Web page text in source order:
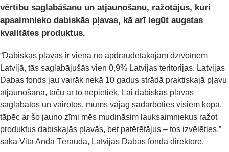
vērtību saglabāšanu un atjaunošanu, ražotājus, kuri
apsaimnieko dabiskās pļavas, kā arī iegūt augstas
kvalitātes produktus.
“Dabiskās pļavas ir viena no apdraudētākajām dzīvotnēm
Latvijā, tās saglabājušās vien 0,9% Latvijas teritorijas. Latvijas
Dabas fonds jau vairāk nekā 10 gadus strādā praktiskajā pļavu
atjaunošanā, taču ar to nepietiek. Lai dabiskās pļavas
saglabātos un vairotos, mums vajag sadarboties visiem kopā,
tāpēc ar šo jauno zīmi mēs mudināsim lauksaimniekus ražot
produktus dabiskajās pļavās, bet patērētājus – tos izvēlēties,”
saka Vita Anda Tērauda, Latvijas Dabas fonda direktore.